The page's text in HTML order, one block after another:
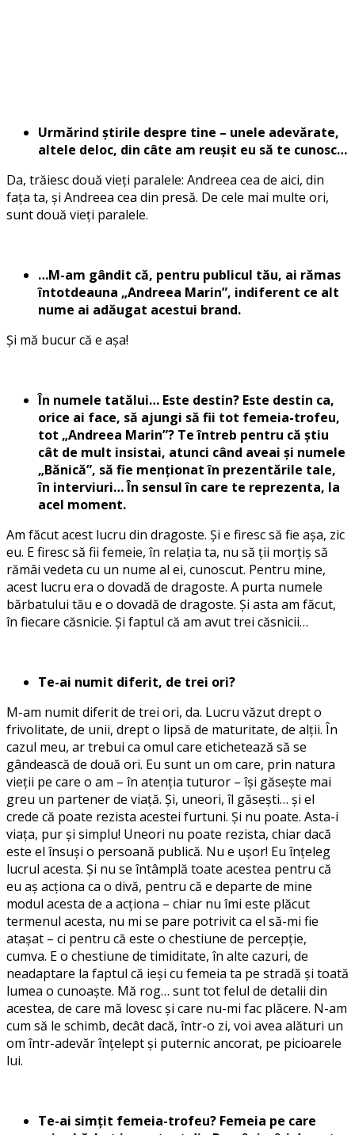
Urmărind știrile despre tine – unele adevărate,
altele deloc, din câte am reușit eu să te cunosc…
Da, trăiesc două vieți paralele: Andreea cea de aici, din
fața ta, și Andreea cea din presă. De cele mai multe ori,
sunt două vieți paralele.
…M-am gândit că, pentru publicul tău, ai rămas
întotdeauna „Andreea Marin”, indiferent ce alt
nume ai adăugat acestui brand.
Și mă bucur că e așa!
În numele tatălui… Este destin? Este destin ca,
orice ai face, să ajungi să fii tot femeia-trofeu,
tot „Andreea Marin”? Te întreb pentru că știu
cât de mult insistai, atunci când aveai și numele
„Bănică”, să fie menționat în prezentările tale,
în interviuri… În sensul în care te reprezenta, la
acel moment.
Am făcut acest lucru din dragoste. Și e firesc să fie așa, zic
eu. E firesc să fii femeie, în relația ta, nu să ții morțiș să
rămâi vedeta cu un nume al ei, cunoscut. Pentru mine,
acest lucru era o dovadă de dragoste. A purta numele
bărbatului tău e o dovadă de dragoste. Și asta am făcut,
în fiecare căsnicie. Și faptul că am avut trei căsnicii…
Te-ai numit diferit, de trei ori?
M-am numit diferit de trei ori, da. Lucru văzut drept o
frivolitate, de unii, drept o lipsă de maturitate, de alții. În
cazul meu, ar trebui ca omul care etichetează să se
gândească de două ori. Eu sunt un om care, prin natura
vieții pe care o am – în atenția tuturor – își găsește mai
greu un partener de viață. Și, uneori, îl găsești… și el
crede că poate rezista acestei furtuni. Și nu poate. Asta-i
viața, pur și simplu! Uneori nu poate rezista, chiar dacă
este el însuși o persoană publică. Nu e ușor! Eu înțeleg
lucrul acesta. Și nu se întâmplă toate acestea pentru că
eu aș acționa ca o divă, pentru că e departe de mine
modul acesta de a acționa – chiar nu îmi este plăcut
termenul acesta, nu mi se pare potrivit ca el să-mi fie
atașat – ci pentru că este o chestiune de percepție,
cumva. E o chestiune de timiditate, în alte cazuri, de
neadaptare la faptul că ieși cu femeia ta pe stradă și toată
lumea o cunoaște. Mă rog… sunt tot felul de detalii din
acestea, de care mă lovesc și care nu-mi fac plăcere. N-am
cum să le schimb, decât dacă, într-o zi, voi avea alături un
om într-adevăr înțelept și puternic ancorat, pe picioarele
lui.
Te-ai simțit femeia-trofeu? Femeia pe care